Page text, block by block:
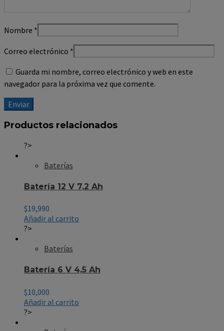
Nombre *
Correo electrónico *
Guarda mi nombre, correo electrónico y web en este
navegador para la próxima vez que comente.
Productos relacionados
?>
Baterías
Batería 12 V 7,2 Ah
$19,990
Añadir al carrito
?>
Baterías
Batería 6 V 4,5 Ah
$10,000
Añadir al carrito
?>